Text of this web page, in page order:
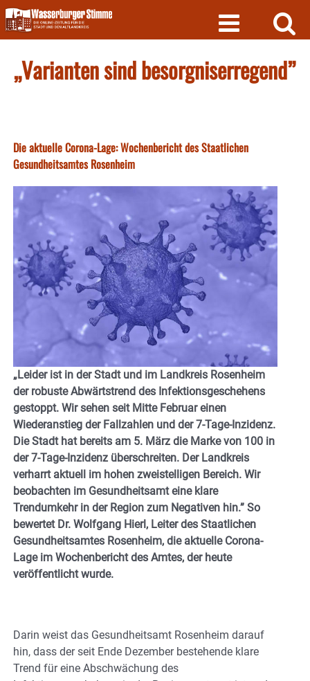
Skip
to
content
„Varianten sind besorgniserregend”
Die aktuelle Corona-Lage: Wochenbericht des Staatlichen
Gesundheitsamtes Rosenheim
„Leider ist in der Stadt und im Landkreis Rosenheim
der robuste Abwärtstrend des Infektionsgeschehens
gestoppt. Wir sehen seit Mitte Februar einen
Wiederanstieg der Fallzahlen und der 7-Tage-Inzidenz.
Die Stadt hat bereits am 5. März die Marke von 100 in
der 7-Tage-Inzidenz überschreiten. Der Landkreis
verharrt aktuell im hohen zweistelligen Bereich. Wir
beobachten im Gesundheitsamt eine klare
Trendumkehr in der Region zum Negativen hin.” So
bewertet Dr. Wolfgang Hierl, Leiter des Staatlichen
Gesundheitsamtes Rosenheim, die aktuelle Corona-
Lage im Wochenbericht des Amtes, der heute
veröffentlicht wurde.
Darin weist das Gesundheitsamt Rosenheim darauf
hin, dass der seit Ende Dezember bestehende klare
Trend für eine Abschwächung des